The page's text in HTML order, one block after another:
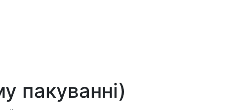
пакуванні)